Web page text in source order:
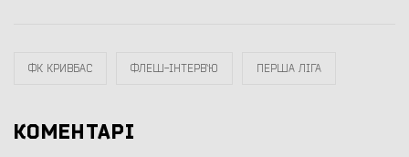
ФК КРИВБАС ФЛЕШ-ІНТЕРВ`Ю ПЕРША ЛІГА
КОМЕНТАРІ